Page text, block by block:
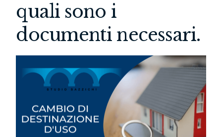
quali sono i
documenti necessari.